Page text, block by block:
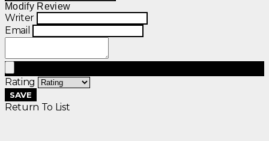
Modify Review
Writer
Email
Rating
SAVE
Return To List